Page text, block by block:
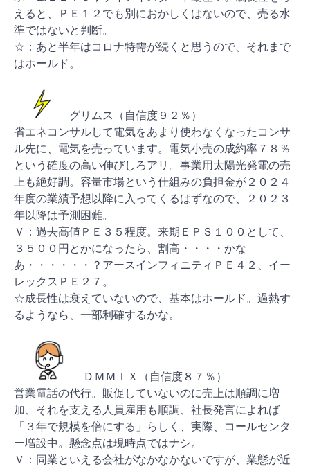
えると、ＰＥ１２でも別におかしくはないので、売る水
準ではないと判断。
☆：あと半年はコロナ特需が続くと思うので、それまで
はホールド。
グリムス（自信度９２％）
省エネコンサルして電気をあまり使わなくなったコンサ
ル先に、電気を売っています。電気小売の成約率７８％
という確度の高い伸びしろアリ。事業用太陽光発電の売
上も絶好調。容量市場という仕組みの負担金が２０２４
年度の業績予想以降に入ってくるはずなので、２０２３
年以降は予測困難。
Ｖ：過去高値ＰＥ３５程度。来期ＥＰＳ１００として、
３５００円とかになったら、割高・・・・かな
あ・・・・・・？アースインフィニティＰＥ４２、イー
レックスＰＥ２７。
☆成長性は衰えていないので、基本はホールド。過熱す
るようなら、一部利確するかな。
ＤＭＭＩＸ（自信度８７％）
営業電話の代行。販促していないのに売上は順調に増
加、それを支える人員雇用も順調、社長発言によれば
「３年で規模を倍にする」らしく、実際、コールセンタ
ー増設中。懸念点は現時点ではナシ。
Ｖ：同業といえる会社がなかなかないですが、業態が近